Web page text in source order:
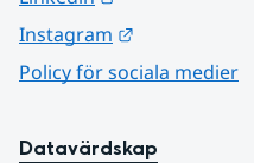
Instagram
Policy för sociala medier
Datavärdskap